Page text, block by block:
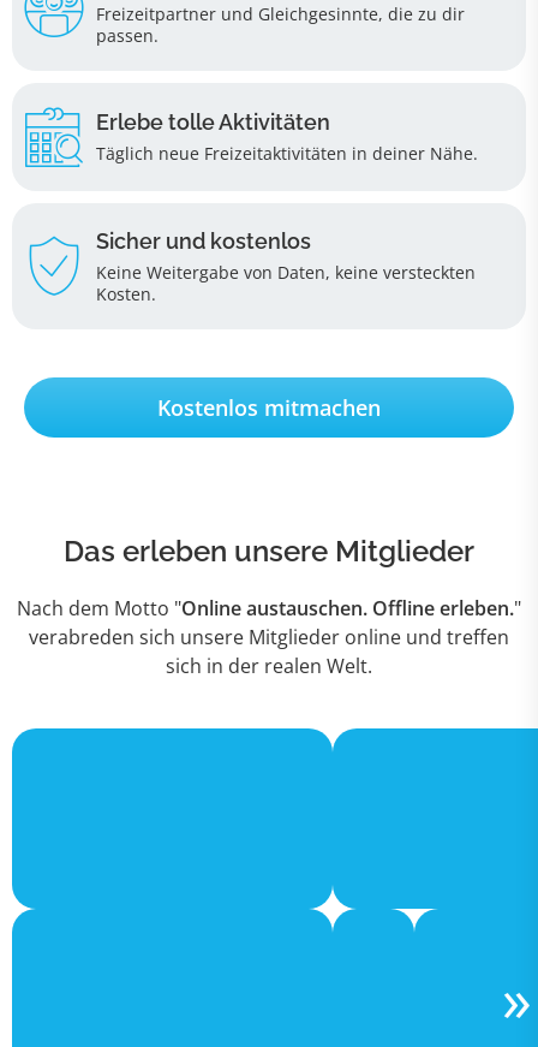
Freizeitpartner und Gleichgesinnte, die zu dir
passen.
Erlebe tolle Aktivitäten
Täglich neue Freizeitaktivitäten in deiner Nähe.
Sicher und kostenlos
Keine Weitergabe von Daten, keine versteckten
Kosten.
Kostenlos mitmachen
Das erleben unsere Mitglieder
Nach dem Motto "Online austauschen. Offline erleben."
verabreden sich unsere Mitglieder online und treffen
sich in der realen Welt.